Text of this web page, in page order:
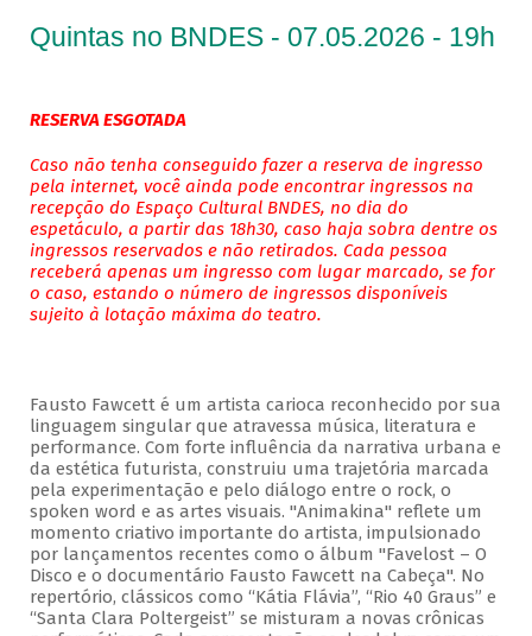
Quintas no BNDES - 07.05.2026 - 19h
RESERVA ESGOTADA
Caso não tenha conseguido fazer a reserva de ingresso
pela internet, você ainda pode encontrar ingressos na
recepção do Espaço Cultural BNDES, no dia do
espetáculo, a partir das 18h30, caso haja sobra dentre os
ingressos reservados e não retirados. Cada pessoa
receberá apenas um ingresso com lugar marcado, se for
o caso, estando o número de ingressos disponíveis
sujeito à lotação máxima do teatro.
Fausto Fawcett é um artista carioca reconhecido por sua
linguagem singular que atravessa música, literatura e
performance. Com forte influência da narrativa urbana e
da estética futurista, construiu uma trajetória marcada
pela experimentação e pelo diálogo entre o rock, o
spoken word e as artes visuais. "Animakina" reflete um
momento criativo importante do artista, impulsionado
por lançamentos recentes como o álbum "Favelost – O
Disco e o documentário Fausto Fawcett na Cabeça". No
repertório, clássicos como “Kátia Flávia”, “Rio 40 Graus” e
“Santa Clara Poltergeist” se misturam a novas crônicas